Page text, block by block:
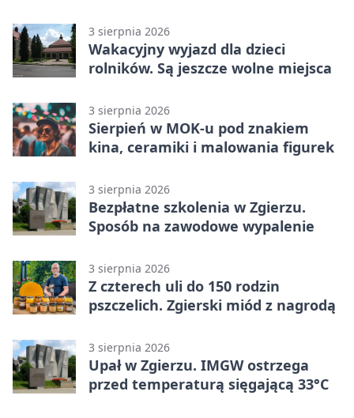
3 sierpnia 2026
Wakacyjny wyjazd dla dzieci
rolników. Są jeszcze wolne miejsca
3 sierpnia 2026
Sierpień w MOK-u pod znakiem
kina, ceramiki i malowania figurek
3 sierpnia 2026
Bezpłatne szkolenia w Zgierzu.
Sposób na zawodowe wypalenie
3 sierpnia 2026
Z czterech uli do 150 rodzin
pszczelich. Zgierski miód z nagrodą
3 sierpnia 2026
Upał w Zgierzu. IMGW ostrzega
przed temperaturą sięgającą 33°C